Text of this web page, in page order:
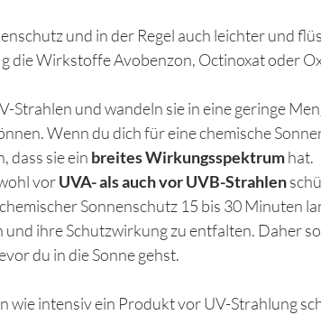
und in der Regel auch leichter und
die Wirkstoffe Avobenzon, Octinoxat oder
Strahlen und wandeln sie in eine geringe
Wenn du dich für eine chemische
dass sie ein breites Wirkungsspektrum hat.
vor UVA- als auch vor UVB-Strahlen
Sonnenschutz 15 bis 30 Minuten
ihre Schutzwirkung zu entfalten. Daher
du in die Sonne gehst.
wie intensiv ein Produkt vor UV-Strahlung